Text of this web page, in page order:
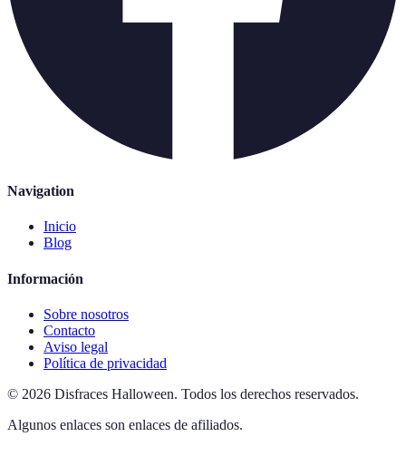
Navigation
Inicio
Blog
Información
Sobre nosotros
Contacto
Aviso legal
Política de privacidad
© 2026 Disfraces Halloween. Todos los derechos reservados.
Algunos enlaces son enlaces de afiliados.